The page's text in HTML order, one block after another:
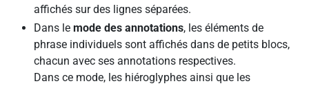
affichés sur des lignes séparées.
Dans le mode des annotations, les éléments de
phrase individuels sont affichés dans de petits blocs,
chacun avec ses annotations respectives.
Dans ce mode, les hiéroglyphes ainsi que les